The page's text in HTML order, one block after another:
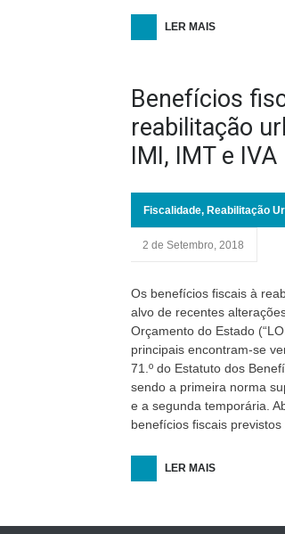
LER MAIS
Benefícios
reabilitação
IMI, IMT e IVA
Fiscalidade, Reabilitação
2 de Setembro, 2018
Os benefícios fiscais à
alvo de recentes
Orçamento do Estado
principais encontram-se
71.º do Estatuto dos
sendo a primeira norma
e a segunda temporária.
benefícios fiscais
LER MAIS